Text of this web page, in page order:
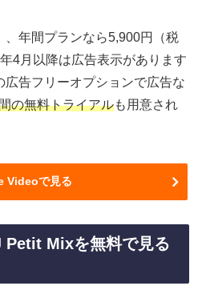
年間プランなら5,900円（税
4月以降は広告表示があります
告フリーオプションで広告な
の無料トライアルも用意され
Videoで見る
Petit Mixを無料で見る